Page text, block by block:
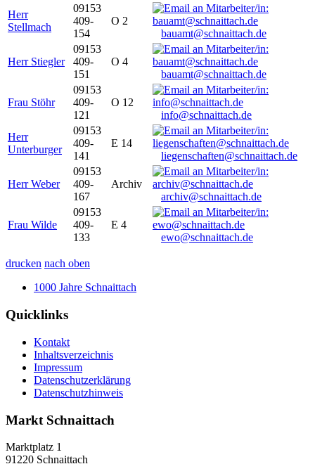
Herr
Stellmach
09153
409-
154
O 2
bauamt@schnaittach.de
Herr Stiegler
09153
409-
151
O 4
bauamt@schnaittach.de
Frau Stöhr
09153
409-
121
O 12
info@schnaittach.de
Herr
Unterburger
09153
409-
141
E 14
liegenschaften@schnaittach.de
Herr Weber
09153
409-
167
Archiv
archiv@schnaittach.de
Frau Wilde
09153
409-
133
E 4
ewo@schnaittach.de
drucken nach oben
1000 Jahre Schnaittach
Quicklinks
Kontakt
Inhaltsverzeichnis
Impressum
Datenschutzerklärung
Datenschutzhinweis
Markt Schnaittach
Marktplatz 1
91220 Schnaittach